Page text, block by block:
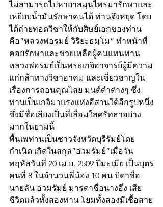
ไม่สามารถไปหายาสมุนไพรมารักษาและ
เหยียบน้ำมันรักษาคนได้ ท่านจึงหยุด โดย
ได้ถ่ายทอดวิชาให้กับศิษย์เอกของท่าน
คือ”หลวงพ่อรมย์ วิริยะธมฺโม” ทำหน้าที่
คอยรักษาและช่วยเหลือผู้คนแทนท่าน
หลวงพ่อรมย์เป็นพระเกจิอาจารย์ผู้มีความ
แก่กล้าทางวิชาอาคม และเชี่ยวชาญใน
เรื่องการถอนคุณไสย มนต์ดำต่างๆ ซึ่ง
ท่านเป็นเกจิมาแรงแห่งอีสานใต้อีกรูปหนึ่ง
ซึ่งมีชื่อเสียงเป็นที่เลื่อมใสศรัทธาอย่าง
มากในยามนี้
พื้นเพท่านเป็นชาวจังหวัดบุรีรัมย์โดย
กำเนิด เกิดในสกุล”อ่วมรัมย์”เมื่อวัน
พฤหัสวันที่ 20 เม.ย. 2509 ปีมะเมีย เป็นบุตร
คนที่ 8 ในจำนวนพี่น้อง 10 คน บิดาชื่อ
นายลัน อ่วมรัมย์ มารดาชื่อนางอึ่ง เสีย
ชีวิตแล้วทั้งสองท่าน โยมทั้งสองมีเชื้อสาย